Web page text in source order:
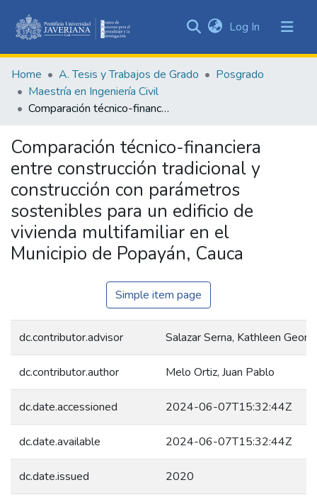
&
Collections
All of DSpace
Statistics
Log In (current)
Home A. Tesis y Trabajos de Grado
Posgrado
Maestría en Ingeniería Civil
Comparación técnico-financiera entre construcción tradicional y construcción con parámetros sostenibles para un edificio de vivienda multifamiliar en el Municipio de Popayán, Cauca
Comparación técnico-financiera
entre construcción tradicional y
construcción con parámetros
sostenibles para un edificio de
vivienda multifamiliar en el
Municipio de Popayán, Cauca
Simple item page
dc.contributor.advisor Salazar Serna, Kathleen
dc.contributor.author Melo Ortiz, Juan Pablo
dc.date.accessioned 2024-06-07T15:32:44Z
dc.date.available 2024-06-07T15:32:44Z
dc.date.issued 2020